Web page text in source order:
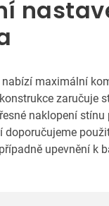
nabízí maximální
zaručuje
naklopení
doporučujeme
upevnění k